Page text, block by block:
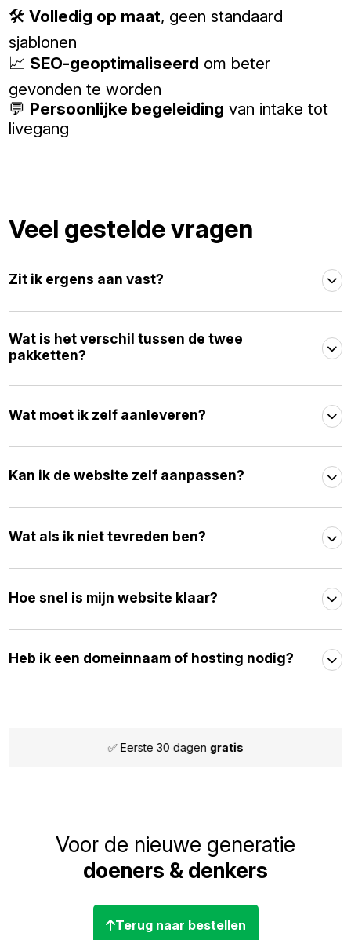
🛠️Volledig op maat, geen standaard
sjablonen
📈 SEO-geoptimaliseerd om beter
gevonden te worden
💬 Persoonlijke begeleiding van intake tot
livegang
Veel gestelde vragen
Zit ik ergens aan vast?
Wat is het verschil tussen de twee
pakketten?
Wat moet ik zelf aanleveren?
Kan ik de website zelf aanpassen?
Wat als ik niet tevreden ben?
Hoe snel is mijn website klaar?
Heb ik een domeinnaam of hosting nodig?
✅ Maandelijks
Voor de nieuwe generatie
doeners & denkers
Terug naar bestellen